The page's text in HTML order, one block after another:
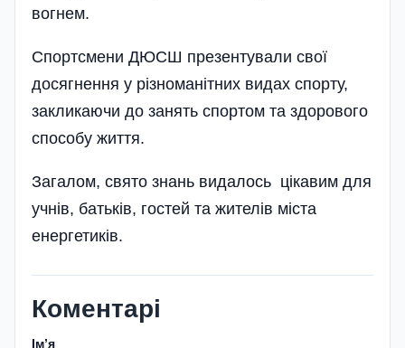
вогнем.
Спортсмени ДЮСШ презентували свої
досягнення у різноманітних видах спорту,
закликаючи до занять спортом та здорового
способу життя.
Загалом, свято знань видалось цікавим для
учнів, батьків, гостей та жителів міста
енергетиків.
Коментарі
Імʼя